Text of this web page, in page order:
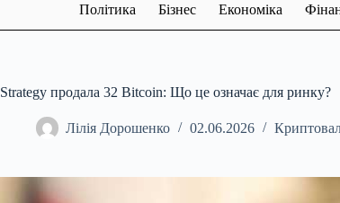
Політика Бізнес Економіка
Strategy продала 32 Bitcoin: Що це означає для ринку?
Лілія Дорошенко 02.06.2026